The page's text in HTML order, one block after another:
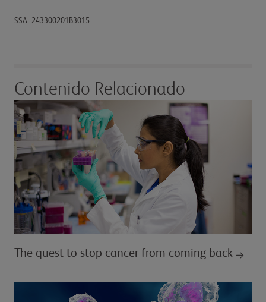
SSA- 243300201B3015
Contenido Relacionado
The quest to stop cancer from coming back